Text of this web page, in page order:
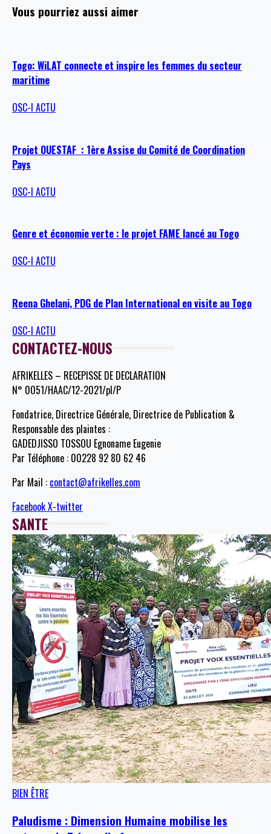
Vous pourriez aussi aimer
Togo: WiLAT connecte et inspire les femmes du secteur
maritime
OSC-I ACTU
Projet OUESTAF : 1ère Assise du Comité de Coordination
Pays
OSC-I ACTU
Genre et économie verte : le projet FAME lancé au Togo
OSC-I ACTU
Reena Ghelani, PDG de Plan International en visite au Togo
OSC-I ACTU
CONTACTEZ-NOUS
AFRIKELLES – RECEPISSE DE DECLARATION
N° 0051/HAAC/12-2021/pl/P
Fondatrice, Directrice Générale, Directrice de Publication &
Responsable des plaintes :
GADEDJISSO TOSSOU Egnoname Eugenie
Par Téléphone : 00228 92 80 62 46
Par Mail : contact@afrikelles.com
FacebookX-twitter
SANTE
BIEN ÊTRE
Paludisme : Dimension Humaine mobilise les